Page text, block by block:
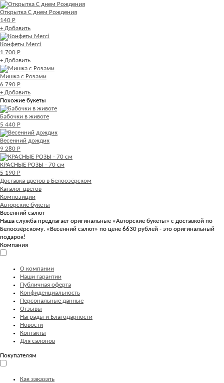
Открытка С днем Рождения
140 Р
+ Добавить
Конфеты Merci
1 700 Р
+ Добавить
Мишка с Розами
6 790 Р
+ Добавить
Похожие букеты
Бабочки в животе
5 440 Р
Весенний дождик
9 280 Р
КРАСНЫЕ РОЗЫ - 70 см
5 190 Р
Доставка цветов в Белоозёрском
Каталог цветов
Композиции
Авторские букеты
Весенний салют
Наша служба предлагает оригинальные «Авторские букеты» с доставкой по
Белоозёрскому. «Весенний салют» по цене 6630 рублей - это оригинальный
подарок!
Компания
О компании
Наши гарантии
Публичная оферта
Конфиденциальность
Персональные данные
Отзывы
Награды и Благодарности
Новости
Контакты
Для салонов
Покупателям
Как заказать